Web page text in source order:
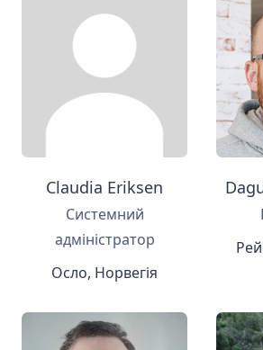
Claudia Eriksen
Системний
адміністратор
Осло, Норвегія